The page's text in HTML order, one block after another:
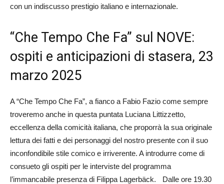
con un indiscusso prestigio italiano e internazionale.
“Che Tempo Che Fa” sul NOVE:
ospiti e anticipazioni di stasera, 23
marzo 2025
A “Che Tempo Che Fa”, a fianco a Fabio Fazio come sempre
troveremo anche in questa puntata Luciana Littizzetto,
eccellenza della comicità italiana, che proporrà la sua originale
lettura dei fatti e dei personaggi del nostro presente con il suo
inconfondibile stile comico e irriverente. A introdurre come di
consueto gli ospiti per le interviste del programma
l’immancabile presenza di Filippa Lagerbäck. Dalle ore 19.30